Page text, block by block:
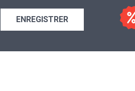
ENREGISTRER